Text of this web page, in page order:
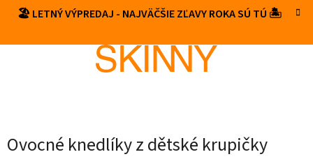
Prejsť
🏖️ LETNÝ VÝPREDAJ - NAJVÄČŠIE ZĽAVY ROKA SÚ TÚ 🏝️
Ovocné knedlíky z dětské krupičky